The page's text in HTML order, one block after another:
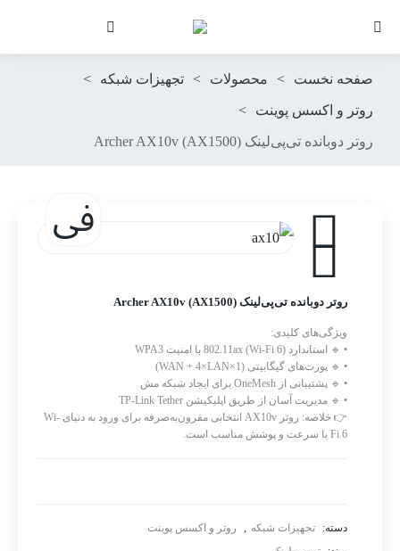
صفحه نخست > محصولات > تجهیزات شبکه >
روتر و اکسس پوینت >
روتر دوبانده تی‌پی‌لینک Archer AX10v (AX1500)
روتر دوبانده تی‌پی‌لینک Archer AX10v (AX1500)
ویژگی‌های کلیدی:
• 🔹 استاندارد 802.11ax (Wi-Fi 6) با امنیت WPA3
• 🔹 پورت‌های گیگابیتی (1×WAN + 4×LAN)
• 🔹 پشتیبانی از OneMesh برای ایجاد شبکه مش
• 🔹 مدیریت آسان از طریق اپلیکیشن TP-Link Tether
👉 خلاصه: روتر AX10v انتخابی مقرون‌به‌صرفه برای ورود به دنیای Wi-
Fi 6 با سرعت و پوشش مناسب است.
دسته: تجهیزات شبکه ,
روتر و اکسس پوینت